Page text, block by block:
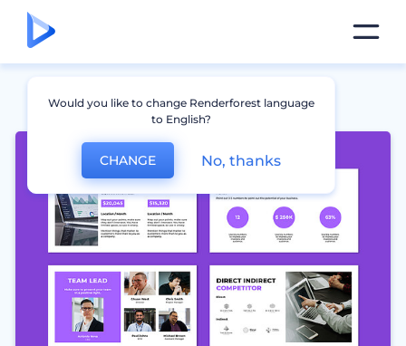
Would you like to change Renderforest language
to English?
CHANGE No, thanks